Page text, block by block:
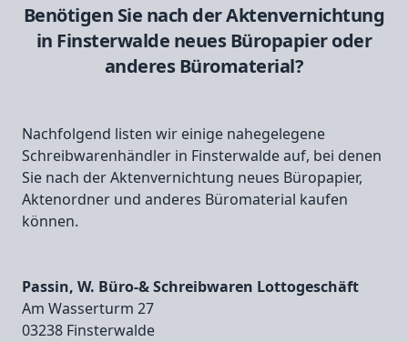
Benötigen Sie nach der Aktenvernichtung
in Finsterwalde neues Büropapier oder
anderes Büromaterial?
Nachfolgend listen wir einige nahegelegene
Schreibwarenhändler in Finsterwalde auf, bei denen
Sie nach der Aktenvernichtung neues Büropapier,
Aktenordner und anderes Büromaterial kaufen
können.
Passin, W. Büro-& Schreibwaren Lottogeschäft
Am Wasserturm 27
03238 Finsterwalde